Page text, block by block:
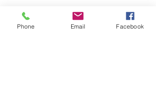
Guy@GuyUntereiner.fr
8 rue du Général
Phone Email Facebook